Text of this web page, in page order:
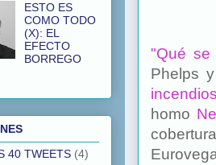
"Qué
Phelps
homo
ESTO ES
COMO TODO
(X): EL
EFECTO
BORREGO
40 TWEETS (4)